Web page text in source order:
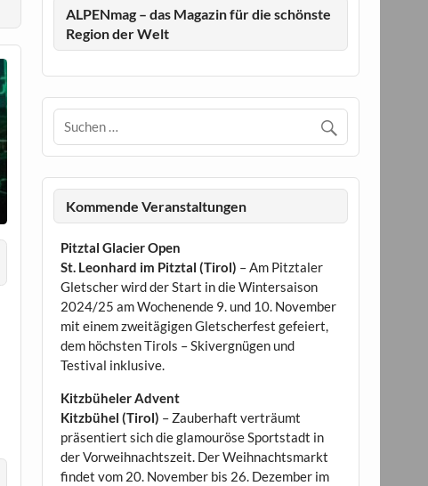
ALPENmag – das Magazin für die schönste
Region der Welt
Kommende Veranstaltungen
Pitztal Glacier Open
St. Leonhard im Pitztal (Tirol) – Am Pitztaler
Gletscher wird der Start in die Wintersaison
2024/25 am Wochenende 9. und 10. November
mit einem zweitägigen Gletscherfest gefeiert,
dem höchsten Tirols – Skivergnügen und
Testival inklusive.
Kitzbüheler Advent
Kitzbühel (Tirol) – Zauberhaft verträumt
präsentiert sich die glamouröse Sportstadt in
der Vorweihnachtszeit. Der Weihnachtsmarkt
findet vom 20. November bis 26. Dezember im